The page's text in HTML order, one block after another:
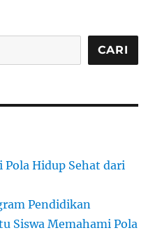
CARI
Hidup Sehat dari
Pendidikan
Siswa Memahami Pola